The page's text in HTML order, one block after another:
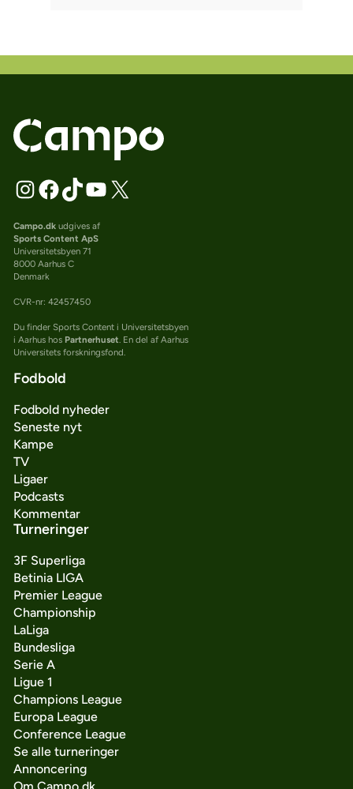
Campo.dkudgives af
Sports Content ApS
Universitetsbyen 71
8000 Aarhus C
Denmark
CVR-nr: 42457450
Du finder Sports Content i Universitetsbyen
i Aarhus hos Partnerhuset. En del af Aarhus
Universitets forskningsfond.
Fodbold
Fodbold nyheder
Seneste nyt
Kampe
TV
Ligaer
Podcasts
Kommentar
Turneringer
3F Superliga
Betinia LIGA
Premier League
Championship
LaLiga
Bundesliga
Serie A
Ligue 1
Champions League
Europa League
Conference League
Se alle turneringer
Annoncering